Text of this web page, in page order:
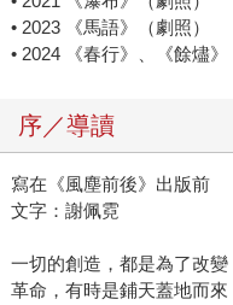
• 2023 《馬語》（劇照）
• 2024 《春行》、《餘燼》
序／導讀
寫在《風塵前後》出版前
文字：謝佩霓
一切的創造，都是為了改變
革命，有時是鋪天蓋地而